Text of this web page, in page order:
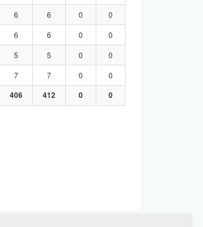
6 6 0
0
6 6 0
0
5 5 0
0
7 7 0
0
406 412 0 0